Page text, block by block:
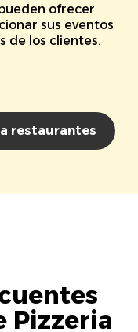
ofrecer
sus eventos
de los clientes.
restaurantes
Pizzeria